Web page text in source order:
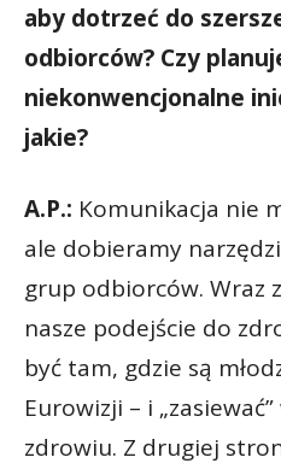
aby dotrzeć do
odbiorców? Czy
niekonwencjonalne
jakie?
A.P.: Komunikacja nie
ale dobieramy
grup odbiorców. Wraz
nasze podejście do
być tam, gdzie są
Eurowizji – i
zdrowiu. Z drugiej